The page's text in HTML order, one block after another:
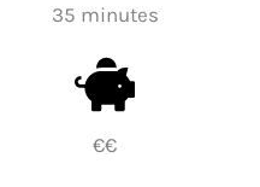
35 minutes
€€